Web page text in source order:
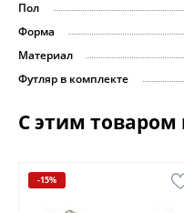
Пол
Форма
Материал
Футляр в комплекте
С этим товаром
-15%